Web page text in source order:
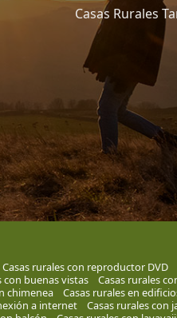
Casas Rurales
Casas rurales con reproductor DVD
con buenas vistas Casas rurales
chimenea Casas rurales en
a internet Casas rurales con